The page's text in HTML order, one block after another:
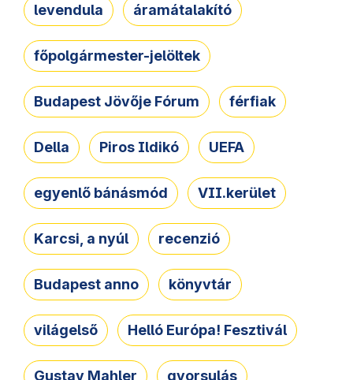
levendula áramátalakító
főpolgármester-jelöltek
Budapest Jövője Fórum férfiak
Della Piros Ildikó UEFA
egyenlő bánásmód VII.kerület
Karcsi, a nyúl recenzió
Budapest anno könyvtár
világelső Helló Európa! Fesztivál
Gustav Mahler gyorsulás